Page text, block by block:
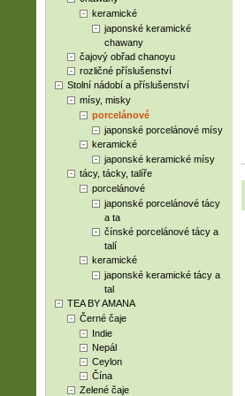
keramické
japonské keramické
chawany
čajový obřad chanoyu
rozličné příslušenství
Stolní nádobí a příslušenství
mísy, misky
porcelánové
japonské porcelánové mísy
keramické
japonské keramické mísy
tácy, tácky, talíře
porcelánové
japonské porcelánové tácy
a ta
čínské porcelánové tácy a
talí
keramické
japonské keramické tácy a
tal
TEA BY AMANA
Černé čaje
Indie
Nepál
Ceylon
Čína
Zelené čaje